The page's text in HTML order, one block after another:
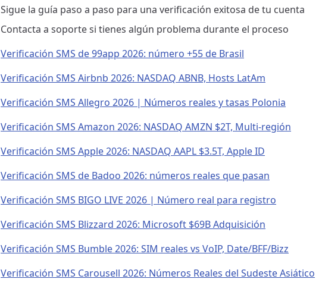
Sigue la guía paso a paso para una verificación exitosa de tu cuenta
Contacta a soporte si tienes algún problema durante el proceso
Verificación SMS de 99app 2026: número +55 de Brasil
Verificación SMS Airbnb 2026: NASDAQ ABNB, Hosts LatAm
Verificación SMS Allegro 2026 | Números reales y tasas Polonia
Verificación SMS Amazon 2026: NASDAQ AMZN $2T, Multi-región
Verificación SMS Apple 2026: NASDAQ AAPL $3.5T, Apple ID
Verificación SMS de Badoo 2026: números reales que pasan
Verificación SMS BIGO LIVE 2026 | Número real para registro
Verificación SMS Blizzard 2026: Microsoft $69B Adquisición
Verificación SMS Bumble 2026: SIM reales vs VoIP, Date/BFF/Bizz
Verificación SMS Carousell 2026: Números Reales del Sudeste Asiático